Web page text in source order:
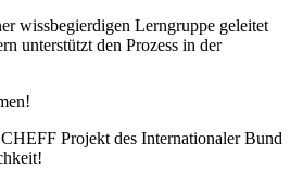
wissbegierdigen Lerngruppe geleitet
unterstützt den Prozess in der
Projekt des Internationaler Bund